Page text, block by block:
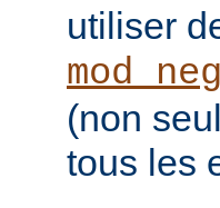
utiliser
(non
tous les